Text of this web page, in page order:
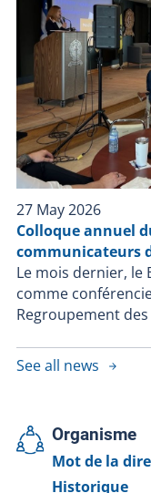
27 May 2026
Colloque annuel
communicateurs
Le mois dernier, le
comme
Regroupement
See all news
Organisme
Mot de la
Historique